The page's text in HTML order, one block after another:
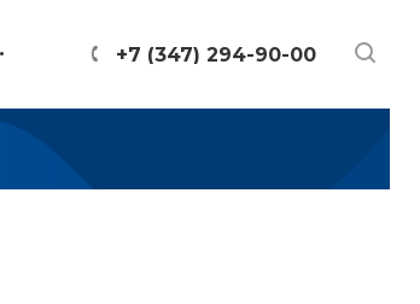
+7 (347) 294-90-00